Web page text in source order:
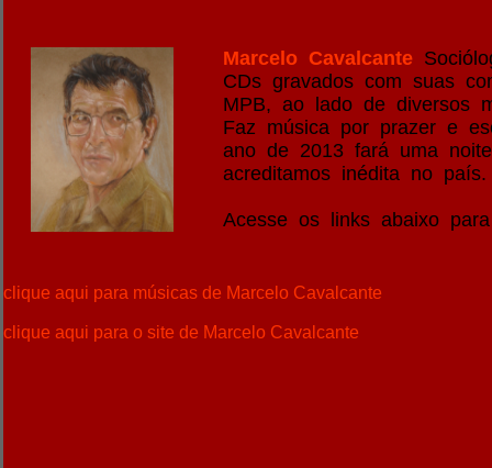
Marcelo Cavalcante
CDs gravados com suas
MPB, ao lado de diversos
Faz música por prazer e
ano de 2013 fará uma
acreditamos inédita no país.
Acesse os links abaixo
clique aqui para músicas de Marcelo Cavalcante
clique aqui para o site de Marcelo Cavalcante